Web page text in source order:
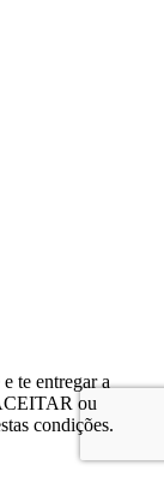
te entregar a
ou
condições.